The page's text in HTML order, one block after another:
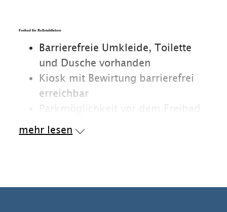
Freibad für Rollstuhlfahrer
Barrierefreie Umkleide, Toilette
und Dusche vorhanden
Kiosk mit Bewirtung barrierefrei
erreichbar
Parkmöglichkeit vor dem Freibad
Zufahrt für Rollstuhlfahrer an der
Parkplatzseite an der
mehr lesen